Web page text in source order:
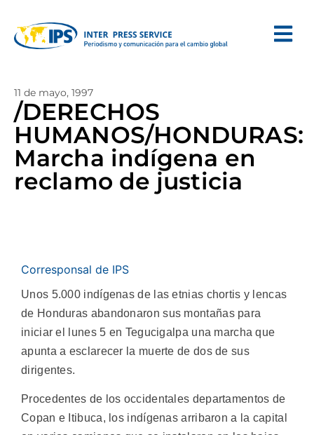
11 de mayo, 1997
/DERECHOS
HUMANOS/HONDURAS:
Marcha indígena en
reclamo de justicia
Corresponsal de IPS
Unos 5.000 indígenas de las etnias chortis y lencas
de Honduras abandonaron sus montañas para
iniciar el lunes 5 en Tegucigalpa una marcha que
apunta a esclarecer la muerte de dos de sus
dirigentes.
Procedentes de los occidentales departamentos de
Copan e Itibuca, los indígenas arribaron a la capital